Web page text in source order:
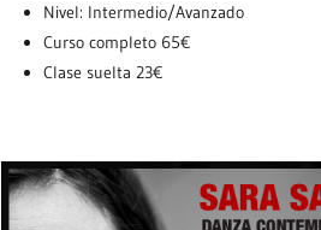
Nivel: Intermedio/Avanzado
Curso completo 65€
Clase suelta 23€